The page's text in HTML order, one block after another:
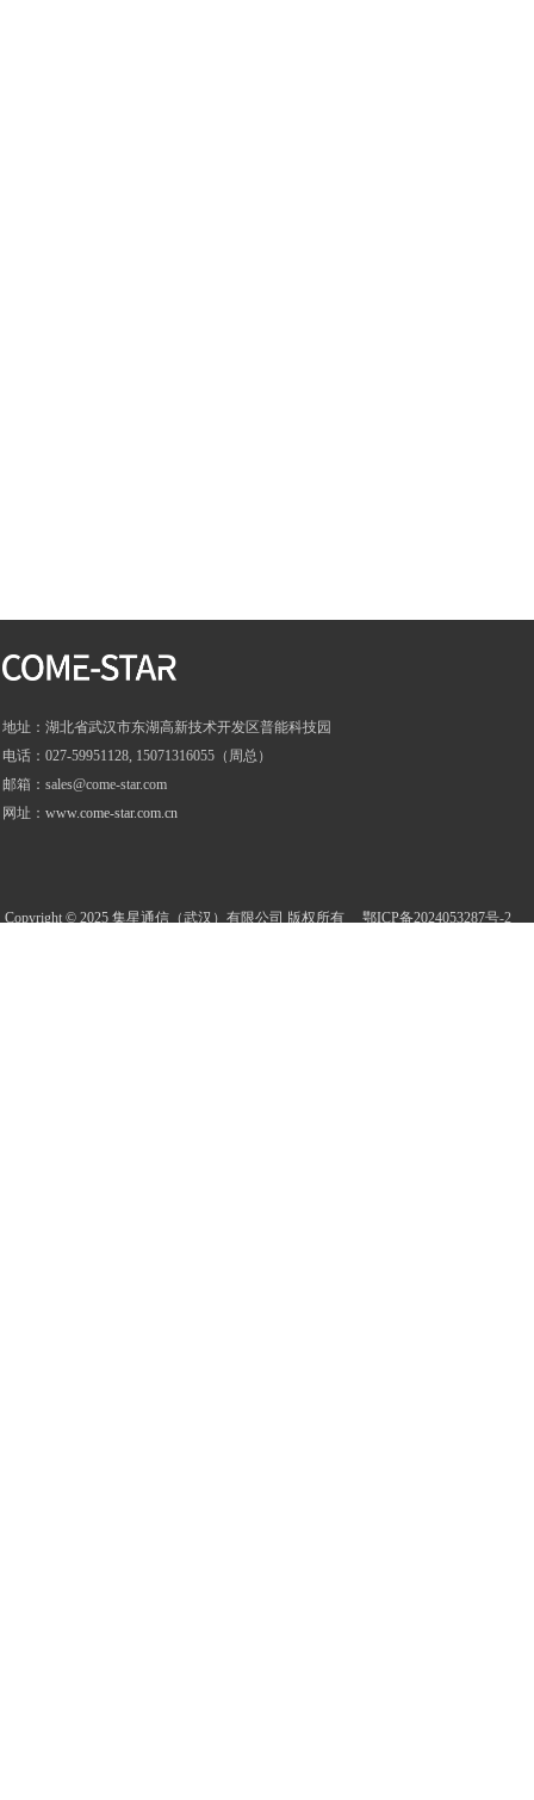
Copyright © 2025 集星通信（武汉）有限公司 版权所有 鄂ICP备2024053287号-2
地址：湖北省武汉市东湖高新技术开发区普能科技园
电话 ： 027-59951128, 15071316055（周总）
邮箱： sales@come-star.com
网址： www.come-star.com.cn